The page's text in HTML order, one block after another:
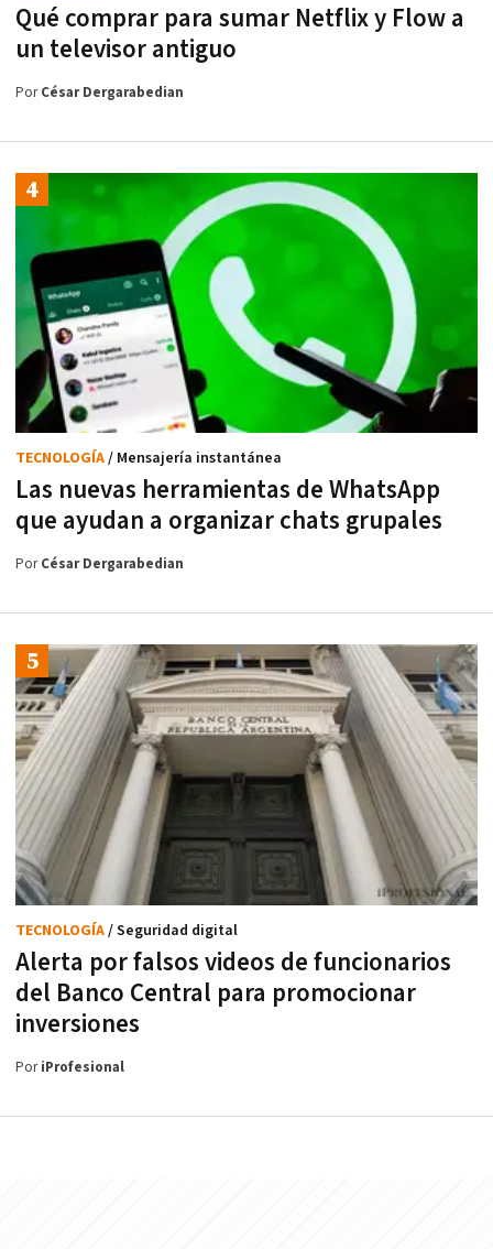
Qué comprar para sumar Netflix y Flow a
un televisor antiguo
PorCésar Dergarabedian
Las nuevas herramientas de WhatsApp
que ayudan a organizar chats grupales
TECNOLOGÍA/ Mensajería instantánea
PorCésar Dergarabedian
Alerta por falsos videos de funcionarios
del Banco Central para promocionar
inversiones
TECNOLOGÍA/ Seguridad digital
PoriProfesional